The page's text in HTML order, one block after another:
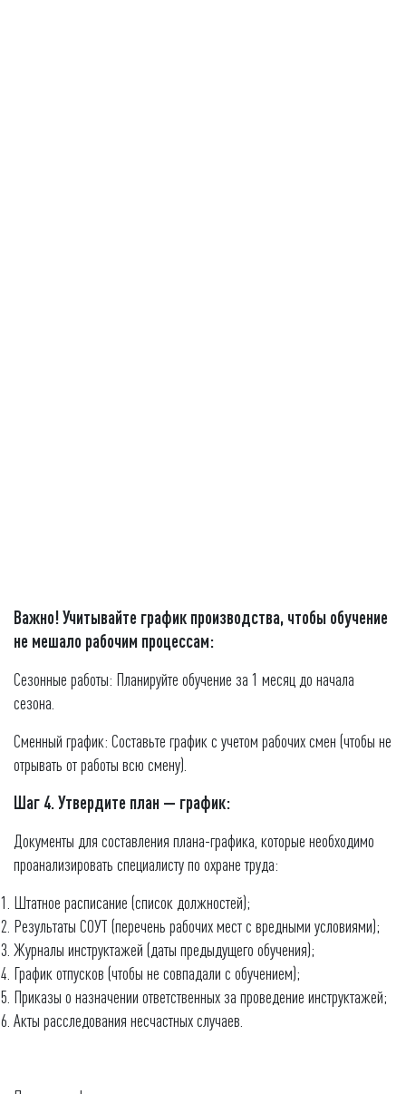
Важно!Учитывайте график производства, чтобы обучение
не мешало рабочим процессам:
Сезонные работы: Планируйте обучение за 1 месяц до начала
сезона.
Сменный график: Составьте график с учетом рабочих смен (чтобы не
отрывать от работы всю смену).
Шаг 4. Утвердите план — график:
Документы для составления плана-графика, которые необходимо
проанализировать специалисту по охране труда:
Штатное расписание (список должностей);
Результаты СОУТ (перечень рабочих мест с вредными условиями);
Журналы инструктажей (даты предыдущего обучения);
График отпусков (чтобы не совпадали с обучением);
Приказы о назначении ответственных за проведение инструктажей;
Акты расследования несчастных случаев.